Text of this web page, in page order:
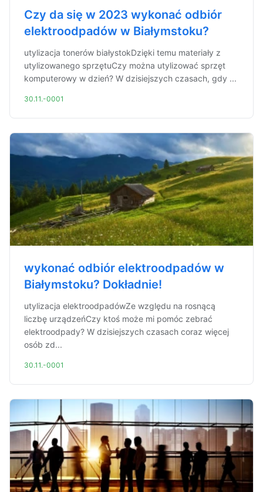
Czy da się w 2023 wykonać odbiór
elektroodpadów w Białymstoku?
utylizacja tonerów białystokDzięki temu materiały z
utylizowanego sprzętuCzy można utylizować sprzęt
komputerowy w dzień? W dzisiejszych czasach, gdy ...
30.11.-0001
wykonać odbiór elektroodpadów w
Białymstoku? Dokładnie!
utylizacja elektroodpadówZe względu na rosnącą
liczbę urządzeńCzy ktoś może mi pomóc zebrać
elektroodpady? W dzisiejszych czasach coraz więcej
osób zd...
30.11.-0001